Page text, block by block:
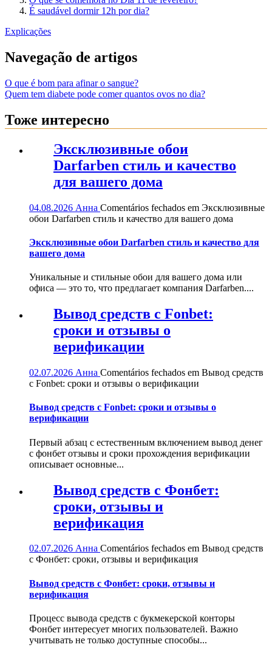
É saudável dormir 12h por dia?
Explicações
Navegação de artigos
O que é bom para afinar o sangue?
Quem tem diabete pode comer quantos ovos no dia?
Тоже интересно
Эксклюзивные обои
Darfarben стиль и качество
для вашего дома
04.08.2026 Анна Comentários fechados em Эксклюзивные
обои Darfarben стиль и качество для вашего дома
Эксклюзивные обои Darfarben стиль и качество для
вашего дома
Уникальные и стильные обои для вашего дома или
офиса — это то, что предлагает компания Darfarben....
Вывод средств с Fonbet:
сроки и отзывы о
верификации
02.07.2026 Анна Comentários fechados em Вывод средств
с Fonbet: сроки и отзывы о верификации
Вывод средств с Fonbet: сроки и отзывы о
верификации
Первый абзац с естественным включением вывод денег
с фонбет отзывы и сроки прохождения верификации
описывает основные...
Вывод средств с Фонбет:
сроки, отзывы и
верификация
02.07.2026 Анна Comentários fechados em Вывод средств
с Фонбет: сроки, отзывы и верификация
Вывод средств с Фонбет: сроки, отзывы и
верификация
Процесс вывода средств с букмекерской конторы
Фонбет интересует многих пользователей. Важно
учитывать не только доступные способы...